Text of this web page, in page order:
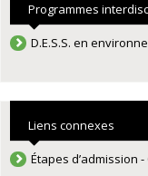
Programmes
D.E.S.S. en
Liens connexes
Étapes d’admission